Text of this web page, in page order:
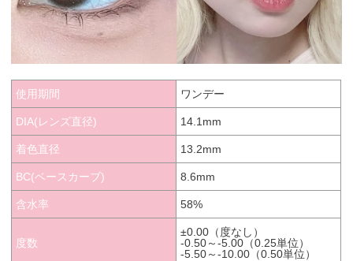
使用期間 ワンデー
DIA(レンズ直径) 14.1mm
着色直径 13.2mm
BC(ベースカーブ) 8.6mm
含水率 58%
度数
±0.00（度なし）
-0.50～-5.00（0.25単位）
-5.50～-10.00（0.50単位）